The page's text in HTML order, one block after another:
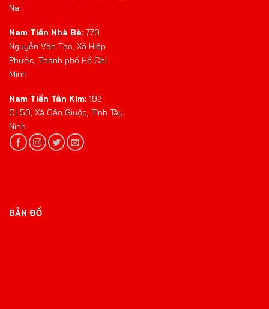
Nai
Nam Tiến Nhà Bè: 770
Nguyễn Văn Tạo, Xã Hiệp
Phước, Thành phố Hồ Chí
Minh
Nam Tiến Tân Kim: 192
QL50, Xã Cần Giuộc, Tỉnh Tây
Ninh
BẢN ĐỒ